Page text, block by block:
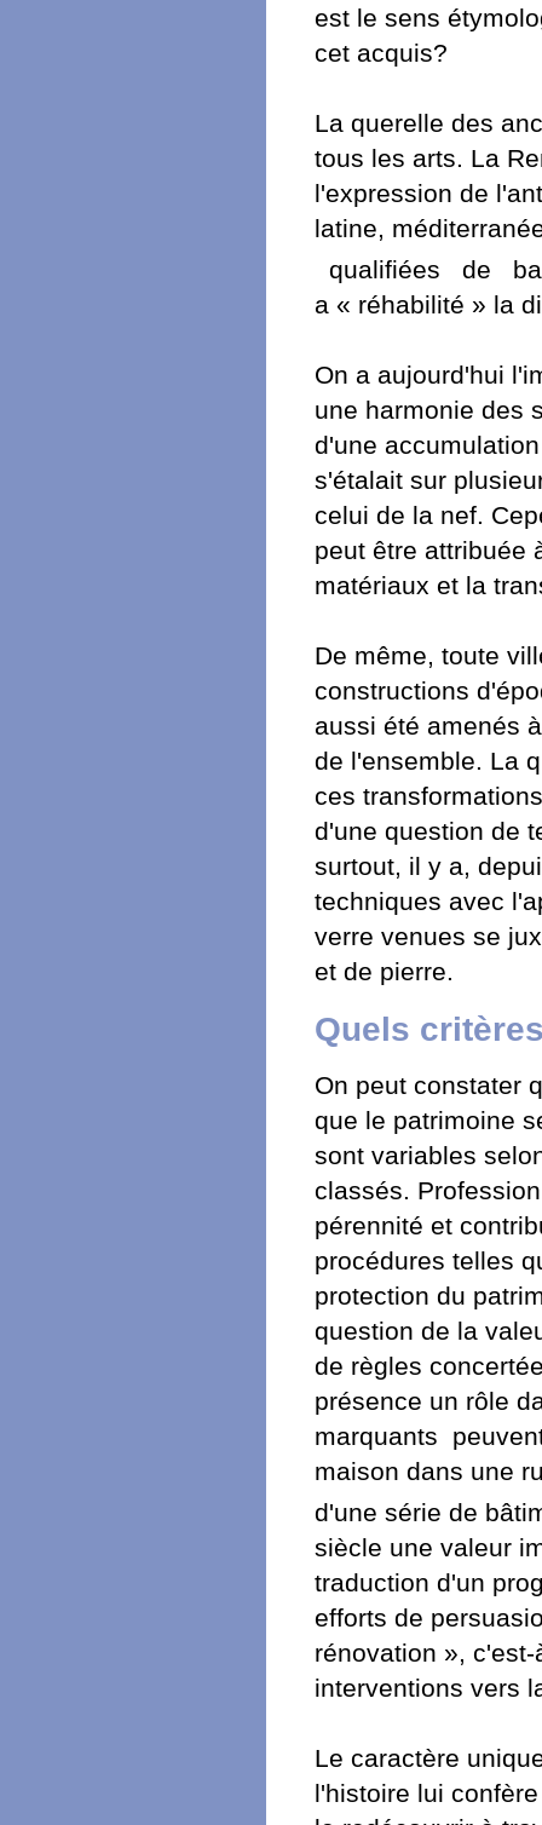
est le sens
cet acquis?
La querelle des
tous les arts. La
l'expression de
latine,
qualifiées de
a « réhabilité » la
On a aujourd'hui
une harmonie des
d'une
s'étalait sur
celui de la nef.
peut être attribuée
matériaux et la
De même, toute
constructions
aussi été amenés
de l'ensemble. La
ces
d'une question de
surtout, il y a,
techniques avec
verre venues se
et de pierre.
Quels
On peut constater
que le patrimoine
sont variables
classés.
pérennité et
procédures telles
protection du
question de la
de règles
présence un rôle
marquants
maison dans une
d'une série de
siècle une valeur
traduction d'un
efforts de
rénovation »,
interventions vers
Le caractère
l'histoire lui